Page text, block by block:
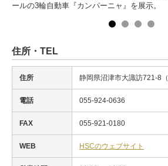
ールの3輪自動車『カンパーニャ』を展示。
住所・TEL
住所 静岡県沼津市大諏訪721-8（
電話 055-924-0636
FAX 055-921-0180
WEB HSCのウェブサイト